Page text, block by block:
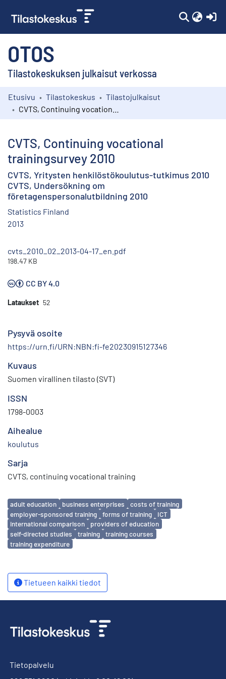
OTOS
Tilastokeskuksen julkaisut verkossa
Kokoelmat
Etusivu Tilastokeskus
Tilastojulkaisut
CVTS, Continuing vocational
trainingsurvey 2010
CVTS, Yritysten henkilöstökoulutus-tutkimus 2010
CVTS, Undersökning om
företagenspersonalutbildning 2010
Statistics Finland
2013
cvts_2010_02_2013-04-17_en.pdf
198.47 KB
CC BY 4.0
Lataukset 52
Pysyvä osoite
https://urn.fi/URN:NBN:fi-fe20230915127346
Kuvaus
Suomen virallinen tilasto (SVT)
ISSN
1798-0003
Aihealue
koulutus
Sarja
CVTS, continuing vocational training
Avainsanat
adult education business enterprises
costs of training
employer-sponsored training
forms of training
ICT
international comparison
providers of education
self-directed studies
training
training courses
training expenditure
Tietueen kaikki tiedot
Tietopalvelu